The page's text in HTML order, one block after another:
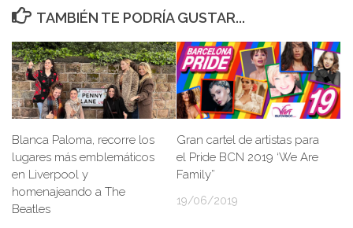
TAMBIÉN TE PODRÍA GUSTAR...
Blanca Paloma, recorre los
lugares más emblemáticos
en Liverpool y
homenajeando a The
Beatles
Gran cartel de artistas para
el Pride BCN 2019 ‘We Are
Family”
19/06/2019